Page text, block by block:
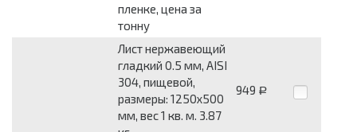
пленке, цена за
тонну
Лист нержавеющий
гладкий 0.5 мм, AISI
304, пищевой,
размеры: 1250x500
мм, вес 1 кв. м. 3.87
949 Р